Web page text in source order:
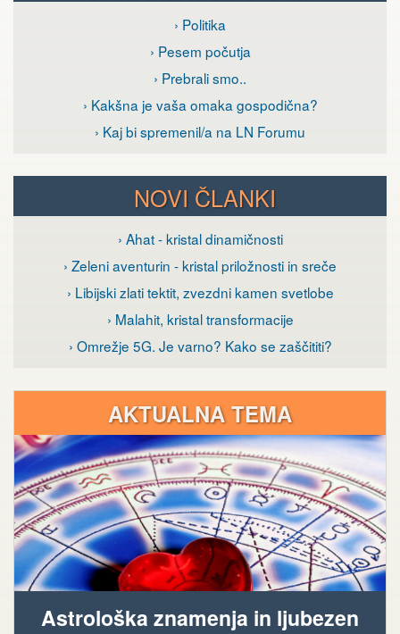
› Politika
› Pesem počutja
› Prebrali smo..
› Kakšna je vaša omaka gospodična?
› Kaj bi spremenil/a na LN Forumu
NOVI ČLANKI
› Ahat - kristal dinamičnosti
› Zeleni aventurin - kristal priložnosti in sreče
› Libijski zlati tektit, zvezdni kamen svetlobe
› Malahit, kristal transformacije
› Omrežje 5G. Je varno? Kako se zaščititi?
AKTUALNA TEMA
Astrološka znamenja in ljubezen